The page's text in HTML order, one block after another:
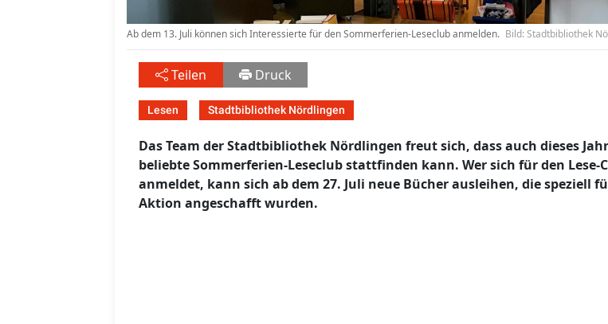
Ab dem 13. Juli können sich Interessierte für den Sommerferien-Leseclub anmelden. Bild: Stadtbibliothek
Teilen Druck
Lesen Stadtbibliothek Nördlingen
Das Team der Stadtbibliothek Nördlingen freut sich, dass auch dieses
beliebte Sommerferien-Leseclub stattfinden kann. Wer sich für den Lese-
anmeldet, kann sich ab dem 27. Juli neue Bücher ausleihen, die speziell
Aktion angeschafft wurden.